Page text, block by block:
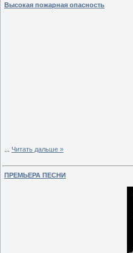
Высокая пожарная опасность
Читать дальше »
ПРЕМЬЕРА ПЕСНИ